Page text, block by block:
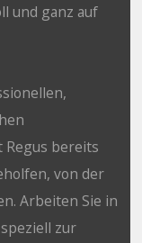
und ganz auf
Regus bereits
von der
Arbeiten Sie in
zur